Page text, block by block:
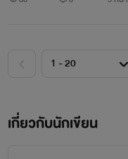
เกี่ยวกับนักเขียน